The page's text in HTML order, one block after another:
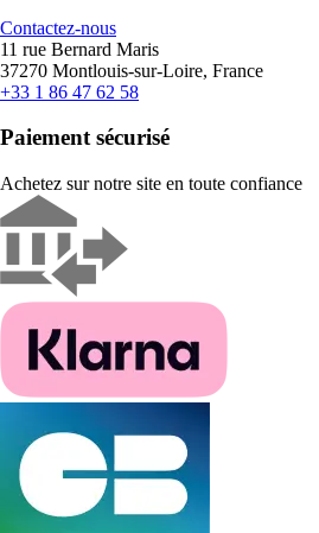
Contactez-nous
11 rue Bernard Maris
37270 Montlouis-sur-Loire, France
+33 1 86 47 62 58
Paiement sécurisé
Achetez sur notre site en toute confiance